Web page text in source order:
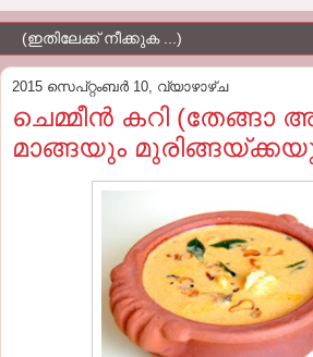
2015 സെപ്റ്റംബർ 10, വ്യാഴാഴ്‌ച
ചെമ്മീന്‍ കറി (തേങ്ങാ
മാങ്ങയും